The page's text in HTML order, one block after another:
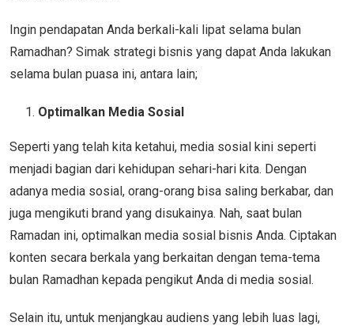
Ingin pendapatan Anda berkali-kali lipat selama bulan
Ramadhan? Simak strategi bisnis yang dapat Anda lakukan
selama bulan puasa ini, antara lain;
Optimalkan Media Sosial
Seperti yang telah kita ketahui, media sosial kini seperti
menjadi bagian dari kehidupan sehari-hari kita. Dengan
adanya media sosial, orang-orang bisa saling berkabar, dan
juga mengikuti brand yang disukainya. Nah, saat bulan
Ramadan ini, optimalkan media sosial bisnis Anda. Ciptakan
konten secara berkala yang berkaitan dengan tema-tema
bulan Ramadhan kepada pengikut Anda di media sosial.
Selain itu, untuk menjangkau audiens yang lebih luas lagi,